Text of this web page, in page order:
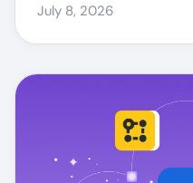
July 8, 2026